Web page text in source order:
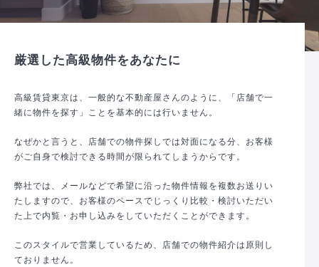
厳選した高級物件をあなたに
高級賃貸東京は、一般的な不動産屋さんのように、「店舗で一
緒に物件を探す」ことを基本的には行いません。
なぜかと言うと、店舗での物件探しでは対面になる分、お客様
がご自身で検討できる時間が限られてしまうからです。
弊社では、メールなどで希望に沿った物件情報を複数お送りい
たしますので、お客様のペースでじっくり比較・検討いただい
た上で内覧・お申し込みをしていただくことができます。
このスタイルで営業しているため、店舗での物件紹介は原則し
ておりません。